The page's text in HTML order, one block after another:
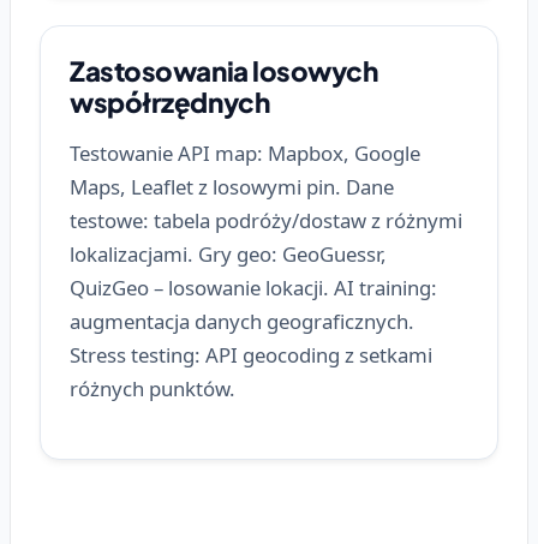
Zastosowania losowych
współrzędnych
Testowanie API map: Mapbox, Google
Maps, Leaflet z losowymi pin. Dane
testowe: tabela podróży/dostaw z różnymi
lokalizacjami. Gry geo: GeoGuessr,
QuizGeo – losowanie lokacji. AI training:
augmentacja danych geograficznych.
Stress testing: API geocoding z setkami
różnych punktów.